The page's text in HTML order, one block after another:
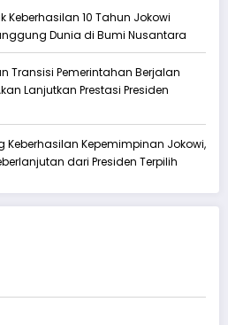
Keberhasilan 10 Tahun Jokowi
Dunia di Bumi Nusantara
Transisi Pemerintahan Berjalan
Lanjutkan Prestasi Presiden
Keberhasilan Kepemimpinan Jokowi,
dari Presiden Terpilih